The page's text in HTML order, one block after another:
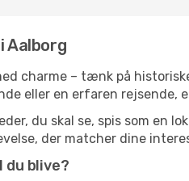
Aalborg
charme – tænk på
eller en erfaren rejsende,
du skal se, spis som en
der matcher dine
du blive?